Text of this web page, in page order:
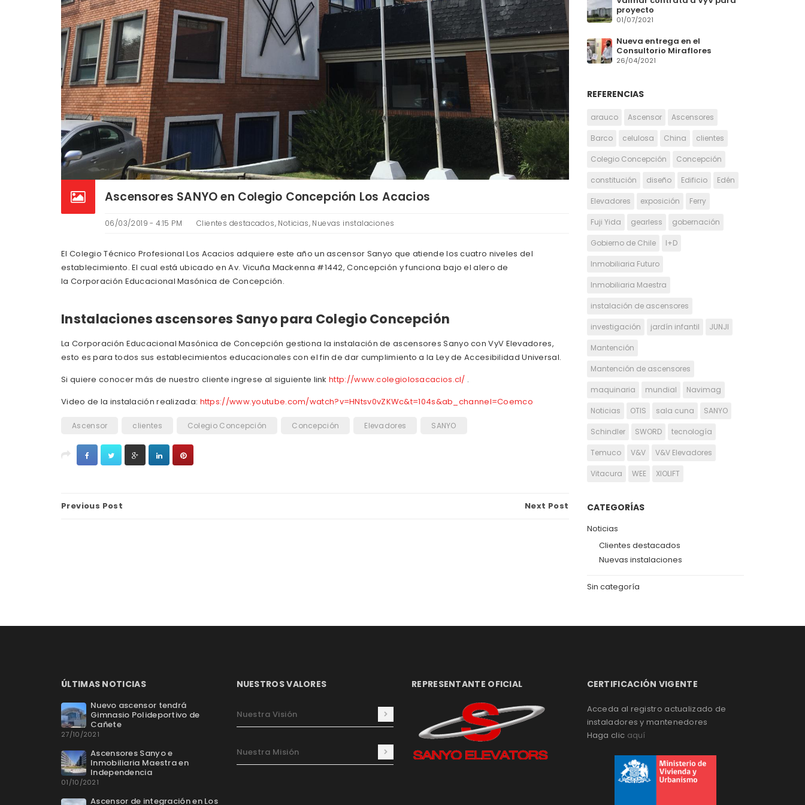
Ascensores SANYO en Colegio Concepción Los Acacios
06/03/2019 - 4:15 PM Clientes destacados, Noticias, Nuevas instalaciones
El Colegio Técnico Profesional Los Acacios adquiere este año un ascensor Sanyo que atiende los cuatro niveles del
establecimiento. El cual está ubicado en Av. Vicuña Mackenna #1442, Concepción y funciona bajo el alero de
la Corporación Educacional Masónica de Concepción.
Instalaciones ascensores Sanyo para Colegio Concepción
La Corporación Educacional Masónica de Concepción gestiona la instalación de ascensores Sanyo con VyV Elevadores,
esto es para todos sus establecimientos educacionales con el fin de dar cumplimiento a la Ley de Accesibilidad Universal.
Si quiere conocer más de nuestro cliente ingrese al siguiente linkhttp://www.colegiolosacacios.cl/ .
Video de la instalación realizada: https://www.youtube.com/watch?v=HNtsv0vZKWc&t=104s&ab_channel=Coemco
Ascensor clientes Colegio Concepción Concepción Elevadores SANYO
Next Post
Previous Post
proyecto
01/07/2021
Nueva entrega en el
Consultorio Miraflores
26/04/2021
REFERENCIAS
arauco Ascensor Ascensores
Barco celulosa China clientes
Colegio Concepción Concepción
constitución diseño Edificio Edén
Elevadores exposición Ferry
Fuji Yida gearless gobernación
Gobierno de Chile I+D
Inmobiliaria Futuro
Inmobiliaria Maestra
instalación de ascensores
investigación jardín infantil JUNJI
Mantención
Mantención de ascensores
maquinaria mundial Navimag
Noticias OTIS sala cuna SANYO
Schindler SWORD tecnología
Temuco V&V V&V Elevadores
Vitacura WEE XIOLIFT
CATEGORÍAS
Noticias
Clientes destacados
Nuevas instalaciones
Sin categoría
ÚLTIMAS NOTICIAS
Nuevo ascensor tendrá
Gimnasio Polideportivo de
Cañete
27/10/2021
Ascensores Sanyo e
Inmobiliaria Maestra en
Independencia
01/10/2021
Ascensor de integración en Los
NUESTROS VALORES
Nuestra Visión
Nuestra Misión
REPRESENTANTE OFICIAL CERTIFICACIÓN VIGENTE
Acceda al registro actualizado de
instaladores y mantenedores
Haga clic aquí